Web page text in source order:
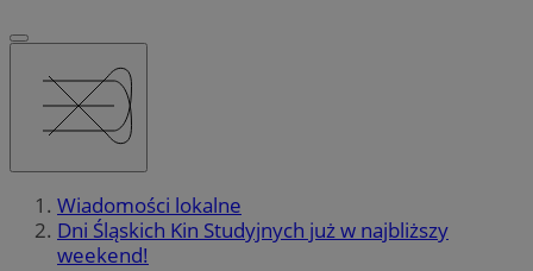
Wiadomości lokalne
Dni Śląskich Kin Studyjnych już w najbliższy
weekend!